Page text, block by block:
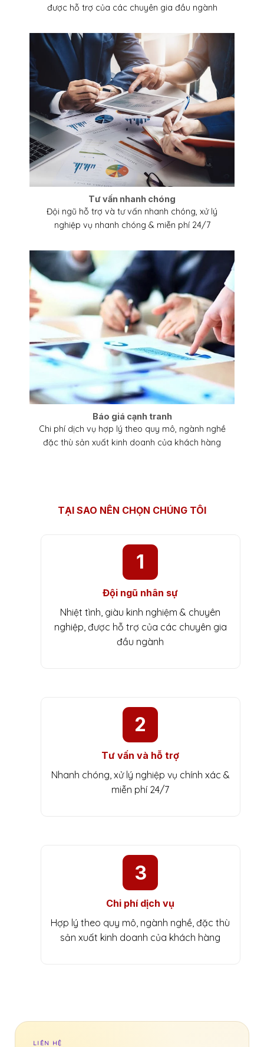
được hỗ trợ của các chuyên gia đầu ngành
Tư vấn nhanh chóng
Đội ngũ hỗ trợ và tư vấn nhanh chóng, xử lý
nghiệp vụ nhanh chóng & miễn phí 24/7
Báo giá cạnh tranh
Chi phí dịch vụ hợp lý theo quy mô, ngành nghề
đặc thù sản xuất kinh doanh của khách hàng
TẠI SAO NÊN CHỌN CHÚNG TÔI
1
Đội ngũ nhân sự
Nhiệt tình, giàu kinh nghiệm & chuyên
nghiệp, được hỗ trợ của các chuyên gia
đầu ngành
2
Tư vấn và hỗ trợ
Nhanh chóng, xử lý nghiệp vụ chính xác &
miễn phí 24/7
3
Chi phí dịch vụ
Hợp lý theo quy mô, ngành nghề, đặc thù
sản xuất kinh doanh của khách hàng
LIÊN HỆ